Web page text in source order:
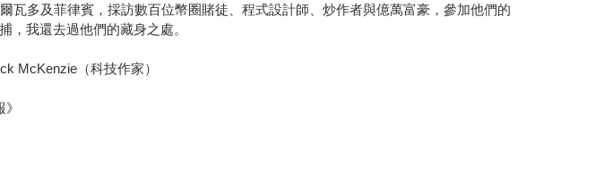
多及菲律賓，採訪數百位幣圈賭徒、程式設計師、炒作者與億萬富豪，參加他們的
，我還去過他們的藏身之處。
McKenzie（科技作家）